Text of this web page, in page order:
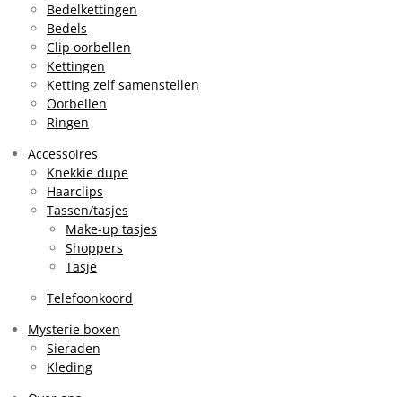
Bedelkettingen
Bedels
Clip oorbellen
Kettingen
Ketting zelf samenstellen
Oorbellen
Ringen
Accessoires
Knekkie dupe
Haarclips
Tassen/tasjes
Make-up tasjes
Shoppers
Tasje
Telefoonkoord
Mysterie boxen
Sieraden
Kleding